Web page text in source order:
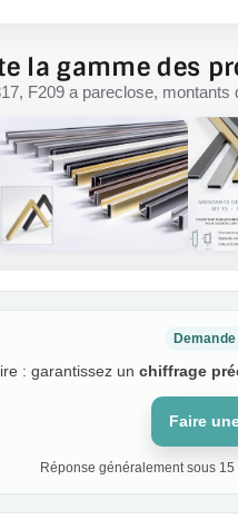
la gamme des
F209 a pareclose,
: garantissez un chiffrage
Faire
Réponse généralement sous